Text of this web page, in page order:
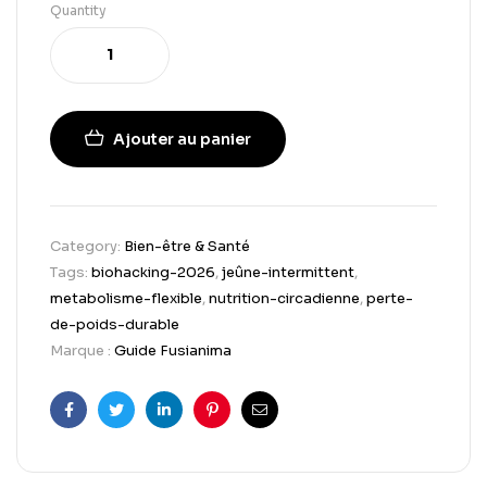
Quantity
Ajouter au panier
Category: Bien-être & Santé
Tags: biohacking-2026,jeûne-intermittent,
metabolisme-flexible,nutrition-circadienne,perte-
de-poids-durable
Marque : Guide Fusianima
FacebookTwitterLinkedinPinterestEmail